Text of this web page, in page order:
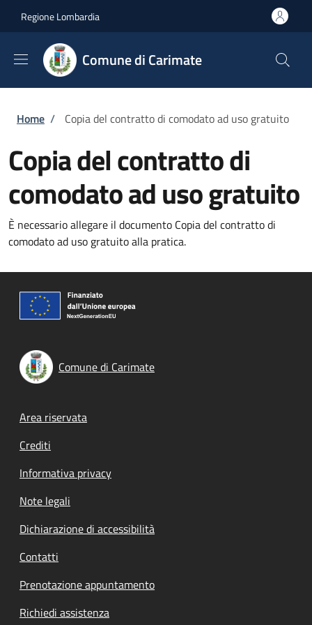
Regione Lombardia
Comune di Carimate
Briciole di pane
Home / Copia del contratto di comodato ad uso gratuito
Copia del contratto di
comodato ad uso gratuito
È necessario allegare il documento Copia del contratto di
comodato ad uso gratuito alla pratica.
Comune di Carimate
Footer menu
Area riservata
Crediti
Informativa privacy
Note legali
Dichiarazione di accessibilità
Contatti
Prenotazione appuntamento
Richiedi assistenza